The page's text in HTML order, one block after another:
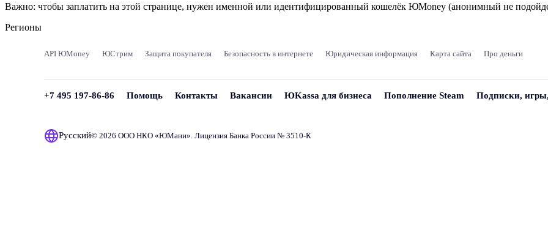
Важно: чтобы заплатить на этой странице, нужен именной или идентифицированный кошелёк ЮMoney (анонимный не
Регионы
API ЮMoney ЮСтрим Защита покупателя Безопасность в интернете Юридическая информация Карта сайта Про деньги
+7 495 197-86-86 Помощь Контакты Вакансии ЮKassa для бизнеса Пополнение Steam Подписки,
Русский© 2026 ООО НКО «ЮМани». Лицензия Банка России № 3510‑К